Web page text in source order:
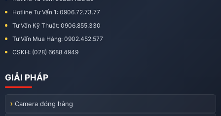
Hotline Tư Vấn 1: 0906.72.73.77
Tư Vấn Kỹ Thuật: 0906.855.330
Tư Vấn Mua Hàng: 0902.452.577
CSKH: (028) 6688.4949
GIẢI PHÁP
Camera đóng hàng